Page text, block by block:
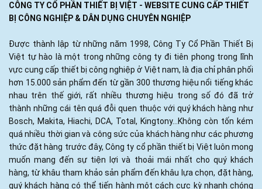
CÔNG TY CỔ PHẦN THIẾT BỊ VIỆT - WEBSITE CUNG CẤP THIẾT
BỊ CÔNG NGHIỆP & DÂN DỤNG CHUYÊN NGHIỆP
Được thành lập từ những năm 1998, Công Ty Cổ Phần Thiết Bị
Việt tự hào là một trong những công ty đi tiên phong trong lĩnh
vực cung cấp thiết bị công nghiệp ở Việt nam, là địa chỉ phân phối
hơn 15.000 sản phẩm đến từ gần 300 thương hiệu nổi tiếng khác
nhau trên thế giới, rất nhiều thương hiệu trong số đó đã trở
thành những cái tên quá đỗi quen thuộc với quý khách hàng như
Bosch, Makita, Hiachi, DCA, Total, Kingtony...Không còn tốn kém
quá nhiều thời gian và công sức của khách hàng như các phương
thức đặt hàng trước đây, Công ty cổ phần thiết bị Việt luôn mong
muốn mang đến sự tiện lợi và thoải mái nhất cho quý khách
hàng, từ khâu tham khảo sản phẩm đến khâu lựa chọn, đặt hàng,
quý khách hàng có thể tiến hành một cách cực kỳ nhanh chóng